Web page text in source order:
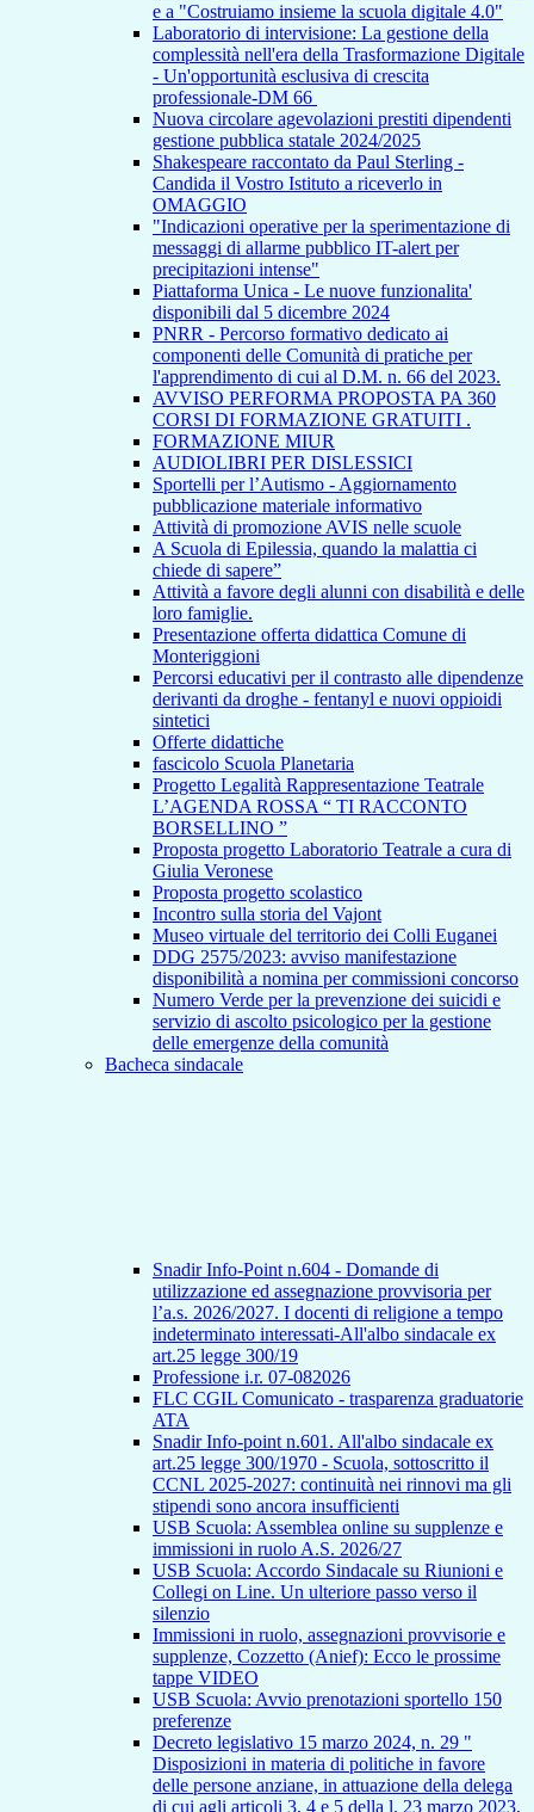
e a "Costruiamo insieme la scuola digitale 4.0"
Laboratorio di intervisione: La gestione della
complessità nell'era della Trasformazione Digitale
- Un'opportunità esclusiva di crescita
professionale-DM 66
Nuova circolare agevolazioni prestiti dipendenti
gestione pubblica statale 2024/2025
Shakespeare raccontato da Paul Sterling -
Candida il Vostro Istituto a riceverlo in
OMAGGIO
"Indicazioni operative per la sperimentazione di
messaggi di allarme pubblico IT-alert per
precipitazioni intense"
Piattaforma Unica - Le nuove funzionalita'
disponibili dal 5 dicembre 2024
PNRR - Percorso formativo dedicato ai
componenti delle Comunità di pratiche per
l'apprendimento di cui al D.M. n. 66 del 2023.
AVVISO PERFORMA PROPOSTA PA 360
CORSI DI FORMAZIONE GRATUITI .
FORMAZIONE MIUR
AUDIOLIBRI PER DISLESSICI
Sportelli per l’Autismo - Aggiornamento
pubblicazione materiale informativo
Attività di promozione AVIS nelle scuole
A Scuola di Epilessia, quando la malattia ci
chiede di sapere”
Attività a favore degli alunni con disabilità e delle
loro famiglie.
Presentazione offerta didattica Comune di
Monteriggioni
Percorsi educativi per il contrasto alle dipendenze
derivanti da droghe - fentanyl e nuovi oppioidi
sintetici
Offerte didattiche
fascicolo Scuola Planetaria
Progetto Legalità Rappresentazione Teatrale
L’AGENDA ROSSA “ TI RACCONTO
BORSELLINO ”
Proposta progetto Laboratorio Teatrale a cura di
Giulia Veronese
Proposta progetto scolastico
Incontro sulla storia del Vajont
Museo virtuale del territorio dei Colli Euganei
DDG 2575/2023: avviso manifestazione
disponibilità a nomina per commissioni concorso
Numero Verde per la prevenzione dei suicidi e
servizio di ascolto psicologico per la gestione
delle emergenze della comunità
Bacheca sindacale
Snadir Info-Point n.604 - Domande di
utilizzazione ed assegnazione provvisoria per
l’a.s. 2026/2027. I docenti di religione a tempo
indeterminato interessati-All'albo sindacale ex
art.25 legge 300/19
Professione i.r. 07-082026
FLC CGIL Comunicato - trasparenza graduatorie
ATA
Snadir Info-point n.601. All'albo sindacale ex
art.25 legge 300/1970 - Scuola, sottoscritto il
CCNL 2025-2027: continuità nei rinnovi ma gli
stipendi sono ancora insufficienti
USB Scuola: Assemblea online su supplenze e
immissioni in ruolo A.S. 2026/27
USB Scuola: Accordo Sindacale su Riunioni e
Collegi on Line. Un ulteriore passo verso il
silenzio
Immissioni in ruolo, assegnazioni provvisorie e
supplenze, Cozzetto (Anief): Ecco le prossime
tappe VIDEO
USB Scuola: Avvio prenotazioni sportello 150
preferenze
Decreto legislativo 15 marzo 2024, n. 29 "
Disposizioni in materia di politiche in favore
delle persone anziane, in attuazione della delega
di cui agli articoli 3, 4 e 5 della l. 23 marzo 2023,